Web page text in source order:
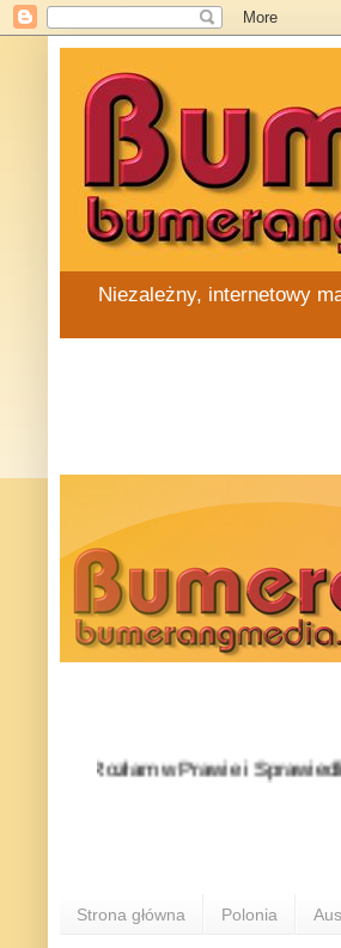
Niezależny, internetowy
Rozłam w Prawie i
Strona główna Polonia